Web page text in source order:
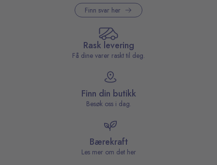
Finn svar her
Rask levering
Få dine varer raskt til deg.
Finn din butikk
Besøk oss i dag.
Bærekraft
Les mer om det her